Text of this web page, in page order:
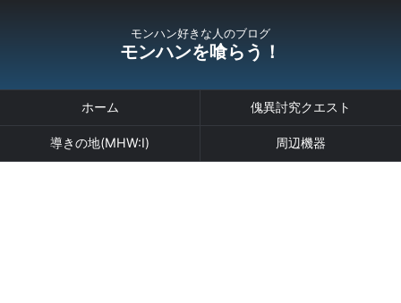
モンハン好きな人のブログ
モンハンを喰らう！
ホーム 傀異討究クエスト
導きの地(MHW:I) 周辺機器